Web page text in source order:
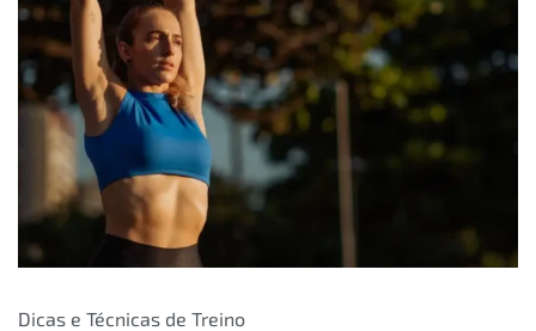
Dicas e Técnicas de Treino